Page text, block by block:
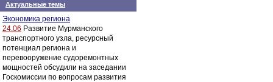
Актуальные темы
Экономика региона
24.06 Развитие Мурманского
транспортного узла, ресурсный
потенциал региона и
перевооружение судоремонтных
мощностей обсудили на заседании
Госкомиссии по вопросам развития